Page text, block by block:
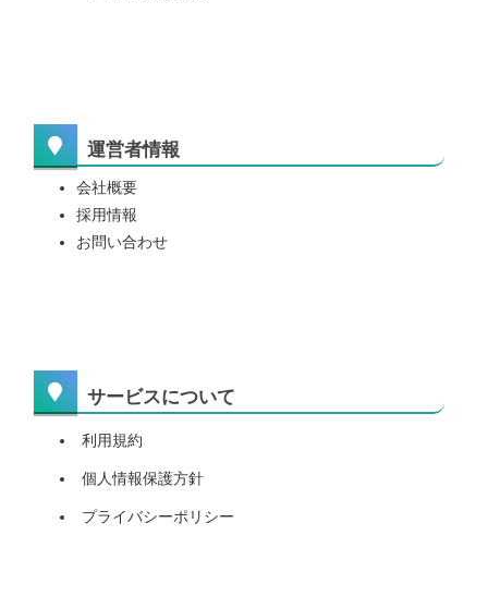
運営者情報
会社概要
採用情報
お問い合わせ
サービスについて
利用規約
個人情報保護方針
プライバシーポリシー